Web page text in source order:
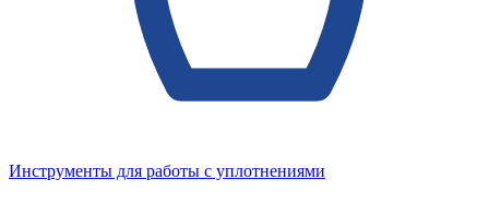
Инструменты для работы с уплотнениями